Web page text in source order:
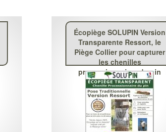
Écopiège SOLUPIN Version
Transparente Ressort, le
Piège Collier pour capturer
les chenilles
processionnaires du pin